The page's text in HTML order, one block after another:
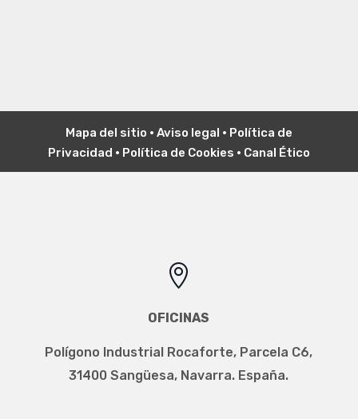
Mapa del sitio • Aviso legal • Política de
Privacidad • Política de Cookies • Canal Ético

OFICINAS
Polígono Industrial Rocaforte, Parcela C6,
31400 Sangüesa, Navarra. España.